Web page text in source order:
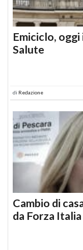
Emiciclo, oggi
Salute
di Redazione
Cambio di
da Forza